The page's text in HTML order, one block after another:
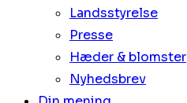
Landsstyrelse
Presse
Hæder & blomster
Nyhedsbrev